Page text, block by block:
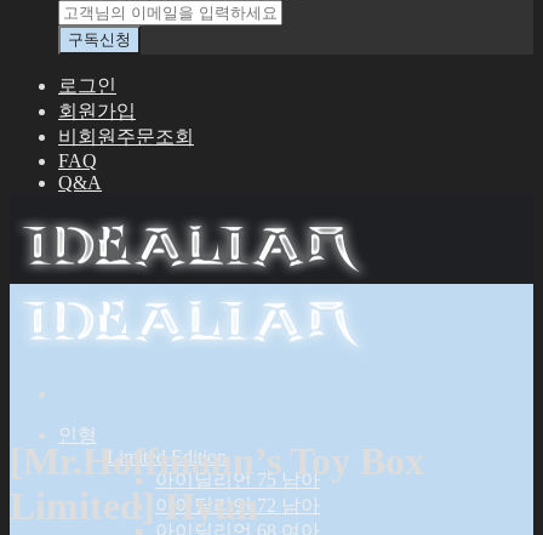
로그인
회원가입
비회원주문조회
FAQ
Q&A
인형
Limited Edition
아이딜리언 75 남아
아이딜리언 72 남아
[Mr.Hoffmann’s Toy Box
Limited] Hyun